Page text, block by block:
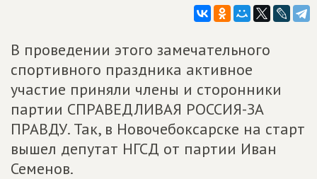
В проведении этого замечательного
спортивного праздника активное
участие приняли члены и сторонники
партии СПРАВЕДЛИВАЯ РОССИЯ-ЗА
ПРАВДУ. Так, в Новочебоксарске на старт
вышел депутат НГСД от партии Иван
Семенов.